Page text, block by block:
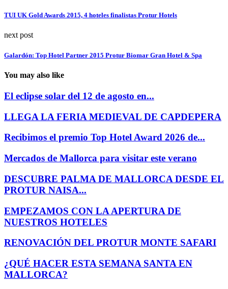
TUI UK Gold Awards 2015, 4 hoteles finalistas Protur Hotels
next post
Galardón: Top Hotel Partner 2015 Protur Biomar Gran Hotel & Spa
You may also like
El eclipse solar del 12 de agosto en...
LLEGA LA FERIA MEDIEVAL DE CAPDEPERA
Recibimos el premio Top Hotel Award 2026 de...
Mercados de Mallorca para visitar este verano
DESCUBRE PALMA DE MALLORCA DESDE EL
PROTUR NAISA...
EMPEZAMOS CON LA APERTURA DE
NUESTROS HOTELES
RENOVACIÓN DEL PROTUR MONTE SAFARI
¿QUÉ HACER ESTA SEMANA SANTA EN
MALLORCA?